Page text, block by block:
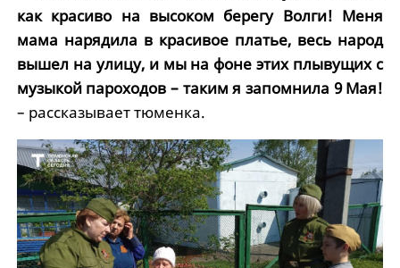
как красиво на высоком берегу Волги! Меня
мама нарядила в красивое платье, весь народ
вышел на улицу, и мы на фоне этих плывущих с
музыкой пароходов – таким я запомнила 9 Мая!
– рассказывает тюменка.